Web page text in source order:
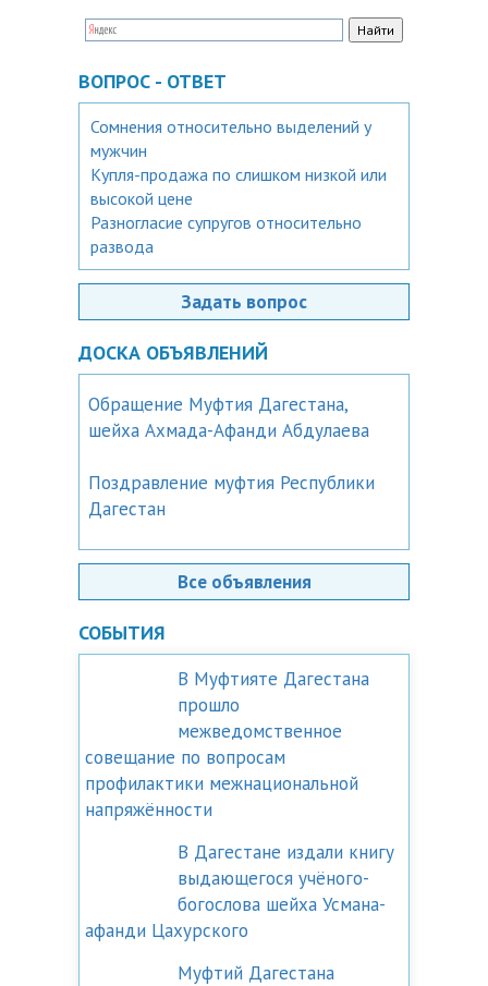
ВОПРОС - ОТВЕТ
Сомнения относительно выделений у
мужчин
Купля-продажа по слишком низкой или
высокой цене
Разногласие супругов относительно
развода
Задать вопрос
ДОСКА ОБЪЯВЛЕНИЙ
Обращение Муфтия Дагестана,
шейха Ахмада-Афанди Абдулаева
Поздравление муфтия Республики
Дагестан
Все объявления
СОБЫТИЯ
В Муфтияте Дагестана
прошло
межведомственное
совещание по вопросам
профилактики межнациональной
напряжённости
В Дагестане издали книгу
выдающегося учёного-
богослова шейха Усмана-
афанди Цахурского
Муфтий Дагестана